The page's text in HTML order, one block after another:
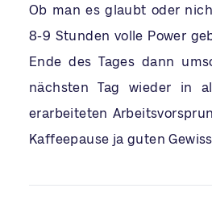
Ob man es glaubt oder
8-9 Stunden volle Power
Ende des Tages dann
nächsten Tag wieder in
erarbeiteten
Kaffeepause ja guten